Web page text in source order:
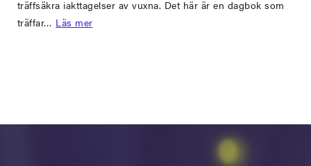
träffsäkra iakttagelser av vuxna. Det här är en dagbok som
träffar… Läs mer